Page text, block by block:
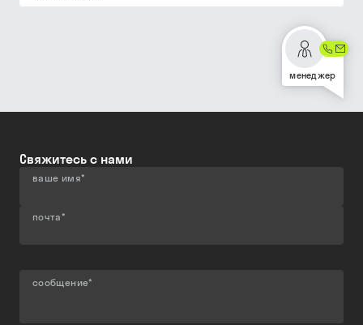
менеджер
Свяжитесь с нами
ваше имя*
почта*
сообщение*